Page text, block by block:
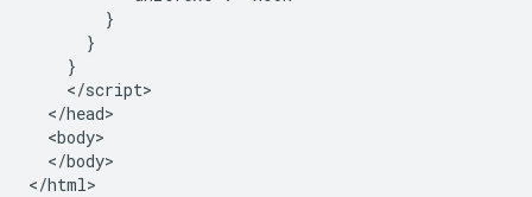
        }
      }
    }
    </script>
  </head>
  <body>
  </body>
</html>